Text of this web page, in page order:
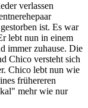
verlassen
ist. Es war
lebt nun in einem
immer zuhause. Die
Chico versteht sich
Chico lebt nun wie
frühereren
mehr wie nur